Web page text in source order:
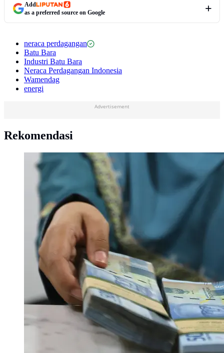
Add
as a preferred source on Google
neraca perdagangan
Batu Bara
Industri Batu Bara
Neraca Perdagangan Indonesia
Wamendag
energi
Advertisement
Rekomendasi